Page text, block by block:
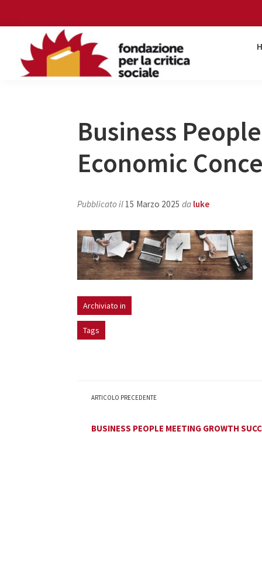
to
primary
navigation
to
content
to
primary
sidebar
to
Business
Economic
Pubblicato il 15 Marzo 2025 da luke
Archiviato in
Tags
ARTICOLO PRECEDENTE
BUSINESS PEOPLE MEETING GROWTH